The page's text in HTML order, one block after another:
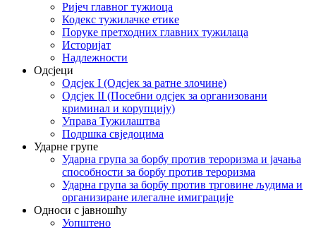
Ријеч главног тужиоца
Кодекс тужилачке етике
Поруке претходних главних тужилаца
Историјат
Надлежности
Одсјеци
Одсјек I (Одсјек за ратне злочине)
Одсјек II (Посебни одсјек за организовани
криминал и корупцију)
Управа Тужилаштва
Подршка свједоцима
Ударне групе
Ударна група за борбу против тероризма и јачања
способности за борбу против тероризма
Ударна група за борбу против трговине људима и
организиране илегалне имиграције
Односи с јавношћу
Уопштено